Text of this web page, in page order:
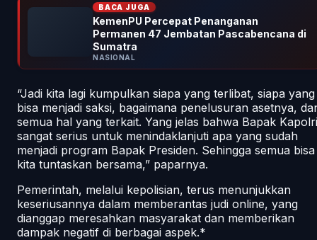
BACA JUGA
KemenPU Percepat Penanganan
Permanen 47 Jembatan Pascabencana di
Sumatra
NASIONAL
“Jadi kita lagi kumpulkan siapa yang terlibat, siapa yang
bisa menjadi saksi, bagaimana penelusuran asetnya,
semua hal yang terkait. Yang jelas bahwa Bapak Kapolri
sangat serius untuk menindaklanjuti apa yang sudah
menjadi program Bapak Presiden. Sehingga semua bisa
kita tuntaskan bersama,” paparnya.
Pemerintah, melalui kepolisian, terus menunjukkan
keseriusannya dalam memberantas judi online, yang
dianggap meresahkan masyarakat dan memberikan
dampak negatif di berbagai aspek.*